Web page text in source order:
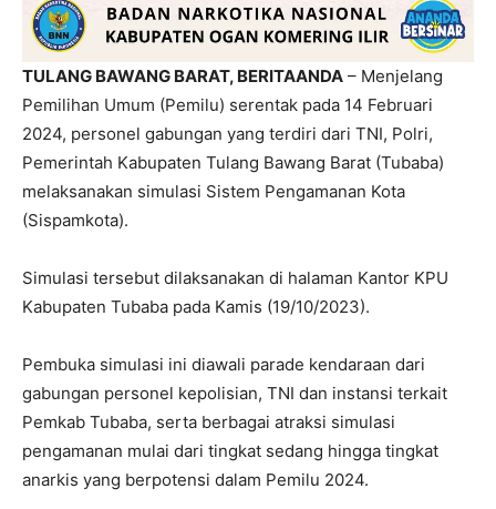
TULANG BAWANG BARAT, BERITAANDA – Menjelang
Pemilihan Umum (Pemilu) serentak pada 14 Februari
2024, personel gabungan yang terdiri dari TNI, Polri,
Pemerintah Kabupaten Tulang Bawang Barat (Tubaba)
melaksanakan simulasi Sistem Pengamanan Kota
(Sispamkota).
Simulasi tersebut dilaksanakan di halaman Kantor KPU
Kabupaten Tubaba pada Kamis (19/10/2023).
Pembuka simulasi ini diawali parade kendaraan dari
gabungan personel kepolisian, TNI dan instansi terkait
Pemkab Tubaba, serta berbagai atraksi simulasi
pengamanan mulai dari tingkat sedang hingga tingkat
anarkis yang berpotensi dalam Pemilu 2024.